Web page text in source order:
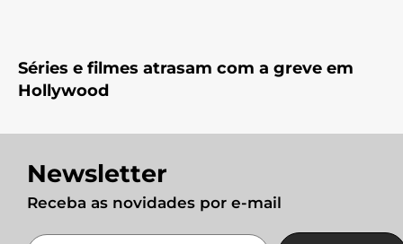
Séries e filmes atrasam com a greve em
Hollywood
Newsletter
Receba as novidades por e-mail